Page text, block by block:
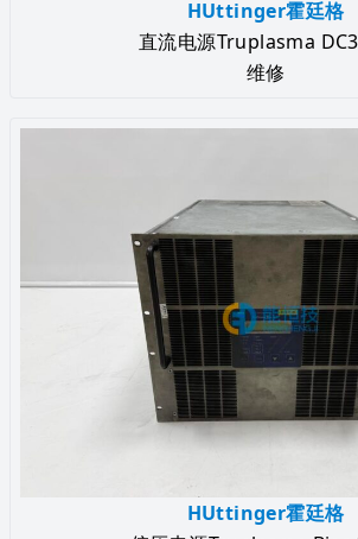
HUttinger霍廷格
直流电源Truplasma
维修
HUttinger霍廷格